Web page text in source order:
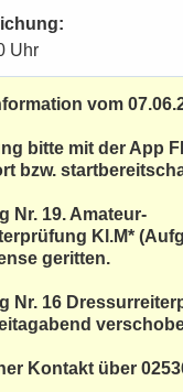
Uhr
vom
bitte mit der App
bzw.
Nr. 19. Amateur-
Kl.M*
geritten.
Nr. 16
Kontakt über